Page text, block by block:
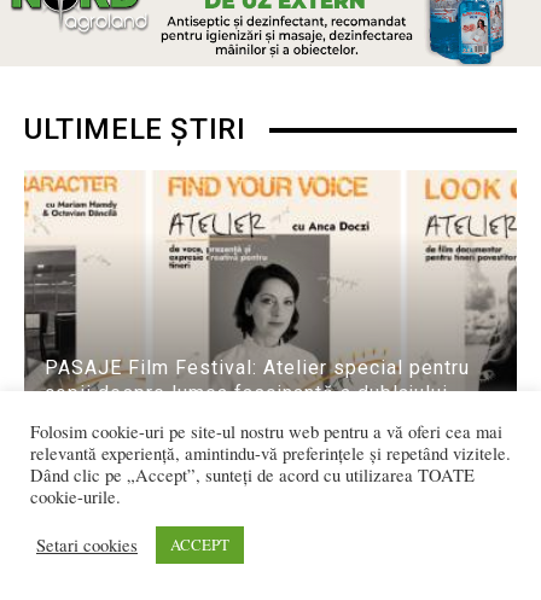
ULTIMELE ȘTIRI
PASAJE Film Festival: Atelier special pentru
copii despre lumea fascinantă a dublajului.
Ioana BRADEA august 10, 2026
Folosim cookie-uri pe site-ul nostru web pentru a vă oferi cea mai
relevantă experiență, amintindu-vă preferințele și repetând vizitele.
Dând clic pe „Accept”, sunteți de acord cu utilizarea TOATE
cookie-urile.
Setari cookies ACCEPT